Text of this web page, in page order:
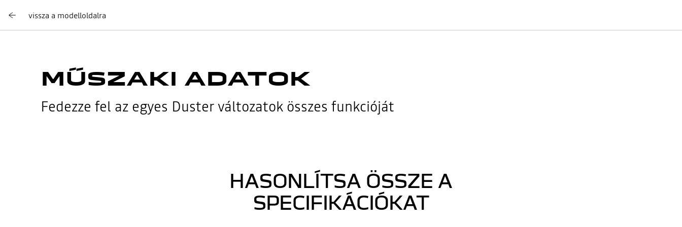
vissza a modelloldalra
MŰSZAKI ADATOK
Fedezze fel az egyes Duster változatok összes funkcióját
HASONLÍTSA ÖSSZE A
SPECIFIKÁCIÓKAT